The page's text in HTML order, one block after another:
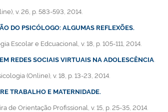
v. 26, p. 583-593, 2014.
DO PSICÓLOGO: ALGUMAS REFLEXÕES.
Escolar e Edcuacional, v. 18, p. 105-111, 2014.
REDES SOCIAIS VIRTUAIS NA ADOLESCÊNCIA
(Online), v. 18, p. 13-23, 2014.
TRABALHO E MATERNIDADE.
de Orientação Profissional, v. 15, p. 25-35, 2014.